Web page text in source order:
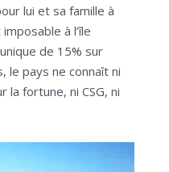
lui et sa famille à
à l’île
de 15% sur
le pays ne connaît ni
la fortune, ni CSG, ni